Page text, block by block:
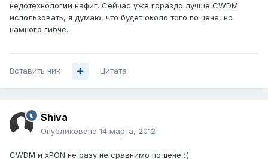
недотехнологии нафиг. Сейчас уже гораздо лучше CWDM
использовать, я думаю, что будет около того по цене, но
намного гибче.
Вставить ник Цитата
Shiva
Опубликовано 14 марта, 2012
CWDM и xPON не разу не сравнимо по цене :(